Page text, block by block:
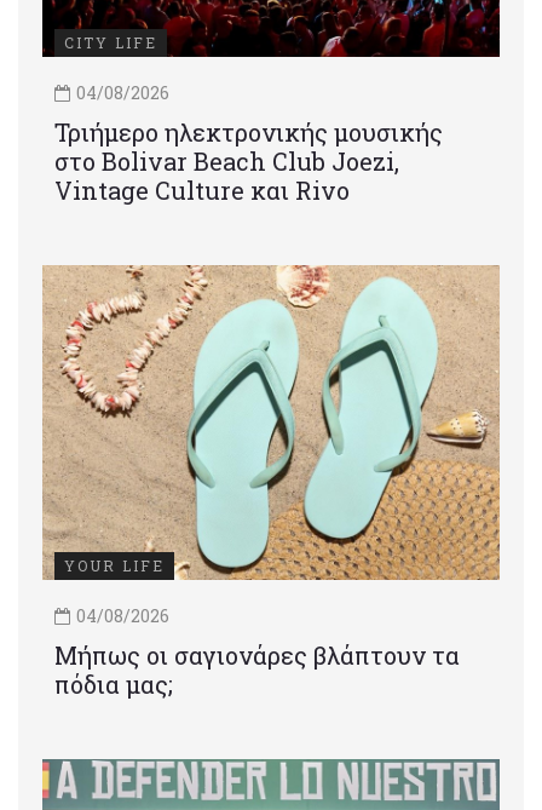
CITY LIFE
04/08/2026
Τριήμερο ηλεκτρονικής μουσικής
στο Bolivar Beach Club Joezi,
Vintage Culture και Rivo
YOUR LIFE
04/08/2026
Μήπως οι σαγιονάρες βλάπτουν τα
πόδια μας;